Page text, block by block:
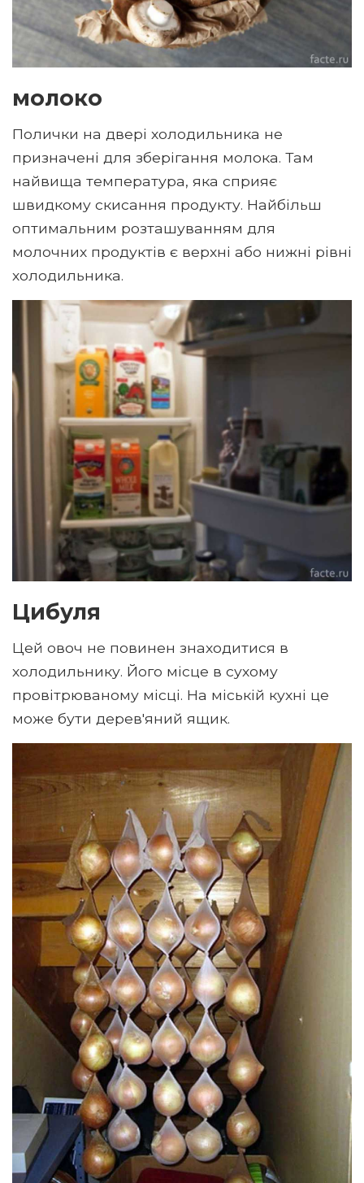
молоко
Полички на двері холодильника не
призначені для зберігання молока. Там
найвища температура, яка сприяє
швидкому скисання продукту. Найбільш
оптимальним розташуванням для
молочних продуктів є верхні або нижні рівні
холодильника.
Цибуля
Цей овоч не повинен знаходитися в
холодильнику. Його місце в сухому
провітрюваному місці. На міській кухні це
може бути дерев'яний ящик.